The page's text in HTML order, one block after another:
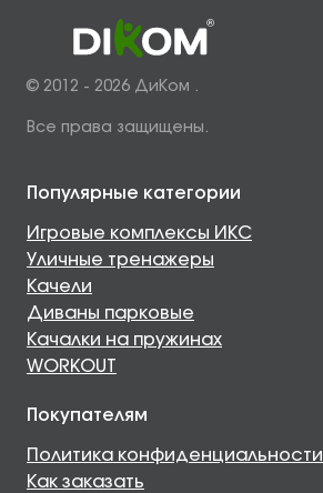
© 2012 - 2026 ДиКом .
Все права защищены.
Популярные категории
Игровые комплексы ИКС
Уличные тренажеры
Качели
Диваны парковые
Качалки на пружинах
WORKOUT
Покупателям
Политика конфиденциальности
Как заказать